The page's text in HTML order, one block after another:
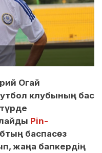
Огай
клубының бас
Pin-
баспасөз
жаңа бапкердің